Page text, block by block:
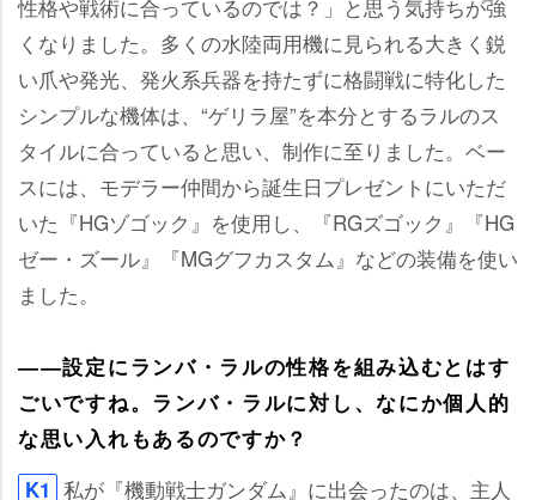
性格や戦術に合っているのでは？」と思う気持ちが強
くなりました。多くの水陸両用機に見られる大きく鋭
い爪や発光、発火系兵器を持たずに格闘戦に特化した
シンプルな機体は、“ゲリラ屋”を本分とするラルのス
タイルに合っていると思い、制作に至りました。ベー
スには、モデラー仲間から誕生日プレゼントにいただ
いた『HGゾゴック』を使用し、『RGズゴック』『HG
ゼー・ズール』『MGグフカスタム』などの装備を使い
ました。
――設定にランバ・ラルの性格を組み込むとはす
ごいですね。ランバ・ラルに対し、なにか個人的
な思い入れもあるのですか？
K1 私が『機動戦士ガンダム』に出会ったのは、主人